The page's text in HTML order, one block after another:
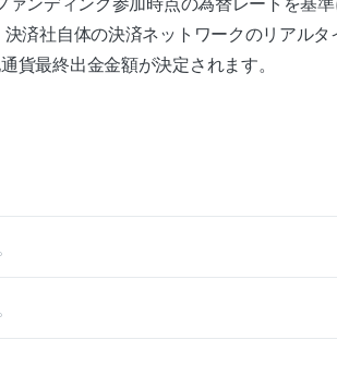
済社自体の決済ネットワークのリアル
貨最終出金金額が決定されます。